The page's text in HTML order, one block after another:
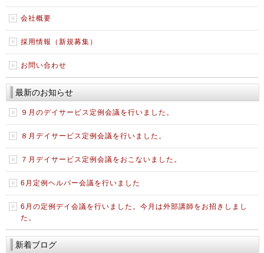
会社概要
採用情報（新規募集）
お問い合わせ
最新のお知らせ
９月のデイサービス定例会議を行いました。
８月デイサービス定例会議を行いました。
７月デイサービス定例会議をおこないました。
6月定例ヘルパー会議を行いました
6月の定例デイ会議を行いました。今月は外部講師をお招きしまし
た。
新着ブログ